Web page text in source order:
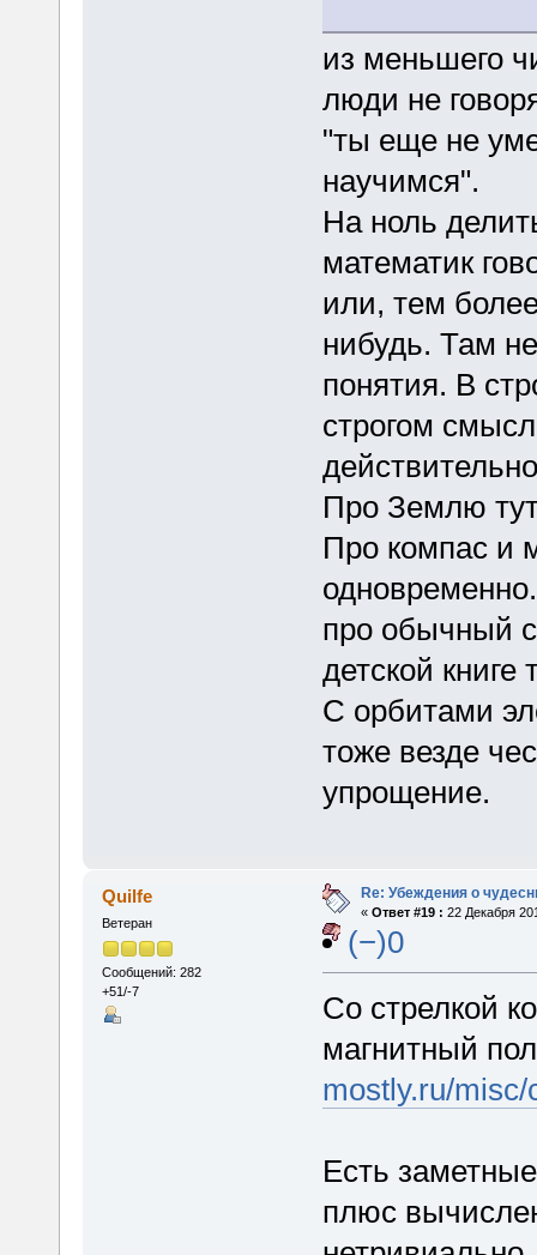
из меньшего
люди не
"ты еще не
научимся".
На ноль
математик
или, тем
нибудь. Там
понятия. В
строгом
Про Землю
Про компас и
про обычный
детской книге
С орбитами
тоже везде
упрощение.
Quilfe
Ветеран
Сообщений: 282
+51/-7
Re: Убеждения о
« Ответ #19 : 22 Декабря
(−)0
Со стрелкой
магнитный
mostly.ru/
Есть
плюс